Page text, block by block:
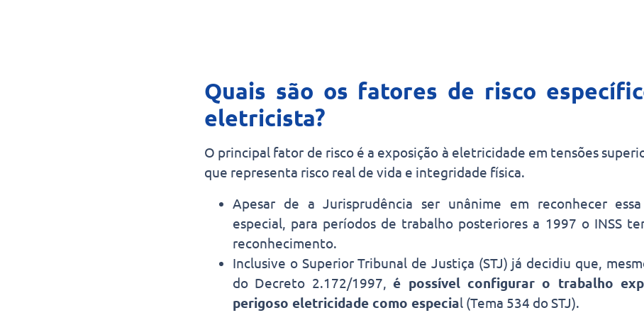
Quais são os fatores de risco
eletricista?
O principal fator de risco é a exposição à eletricidade em tensões
que representa risco real de vida e integridade física.
Apesar de a Jurisprudência ser unânime em reconhecer
especial, para períodos de trabalho posteriores a 1997 o INSS
reconhecimento.
Inclusive o Superior Tribunal de Justiça (STJ) já decidiu que,
do Decreto 2.172/1997, é possível configurar o trabalho
perigoso eletricidade como especial (Tema 534 do STJ).